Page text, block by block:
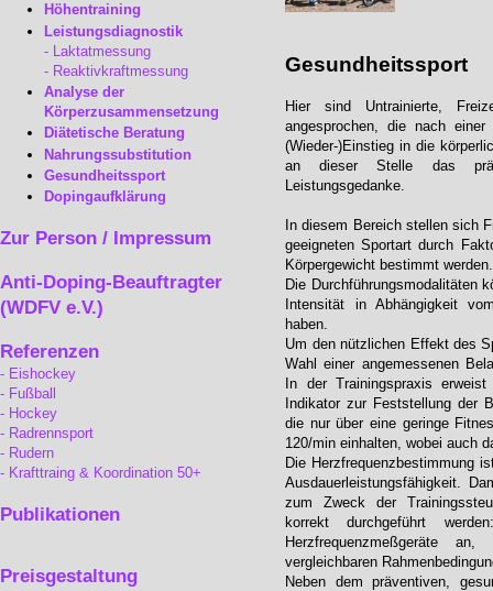
Höhentraining
Leistungsdiagnostik
Laktatmessung
Reaktivkraftmessung
Analyse der
Körperzusammensetzung
Diätetische Beratung
Nahrungssubstitution
Gesundheitssport
Dopingaufklärung
Zur Person / Impressum
Anti-Doping-Beauftragter
(WDFV e.V.)
Referenzen
Eishockey
Fußball
Hockey
Radrennsport
Rudern
Krafttraing & Koordination 50+
Publikationen
Preisgestaltung
Gesundheitssport
Hier sind Untrainierte,
angesprochen, die nach
(Wieder-)Einstieg in die
an dieser Stelle das
Leistungsgedanke.
In diesem Bereich stellen sich
geeigneten Sportart durch
Körpergewicht bestimmt werden.
Die Durchführungsmodalitäten
Intensität in Abhängigkeit
haben.
Um den nützlichen Effekt des
Wahl einer angemessenen
In der Trainingspraxis
Indikator zur Feststellung der
die nur über eine geringe
120/min einhalten, wobei auch
Die Herzfrequenzbestimmung
Ausdauerleistungsfähigkeit.
zum Zweck der
korrekt durchgeführt
Herzfrequenzmeßgeräte
vergleichbaren
Neben dem präventiven,